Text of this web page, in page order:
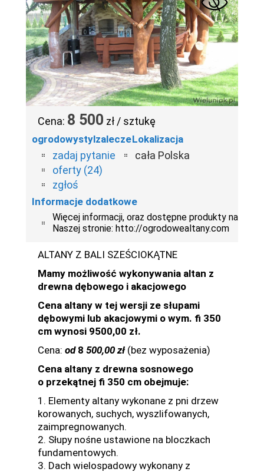
Cena: 8 500 zł / sztukę
ogrodowystylzalecze
zadaj pytanie
oferty (24)
zgłoś
Lokalizacja
cała Polska
Informacje dodatkowe
Więcej informacji, oraz dostępne produkty na
Naszej stronie: htto://ogrodowealtany.com
ALTANY Z BALI SZEŚCIOKĄTNE
Mamy możliwość wykonywania altan z
drewna dębowego i akacjowego
Cena altany w tej wersji ze słupami
dębowymi lub akacjowymi o wym. fi 350
cm wynosi 9500,00 zł.
Cena: od8 500,00 zł (bez wyposażenia)
Cena altany z drewna sosnowego
o przekątnej fi 350 cm obejmuje:
1. Elementy altany wykonane z pni drzew
korowanych, suchych, wyszlifowanych,
zaimpregnowanych.
2. Słupy nośne ustawione na bloczkach
fundamentowych.
3. Dach wielospadowy wykonany z